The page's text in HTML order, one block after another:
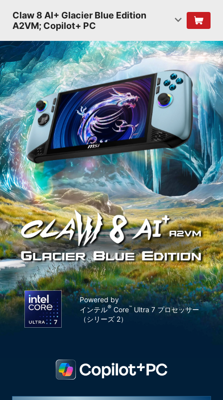
Claw 8 AI+ Glacier Blue Edition
A2VM; Copilot+ PC
Powered by
インテル®Core™Ultra 7 プロセッサー
（シリーズ 2）